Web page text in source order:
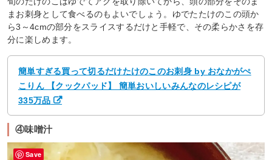
まお刺身として食べるのもよいでしょう。ゆでたたけのこの頭か
ら3～4cmの部分をスライスするだけと手軽で、その柔らかさを存
分に楽しめます。
簡単すぎる買って切るだけたけのこのお刺身 by おなかがぺ
こりん 【クックパッド】 簡単おいしいみんなのレシピが
335万品
④味噌汁
Save